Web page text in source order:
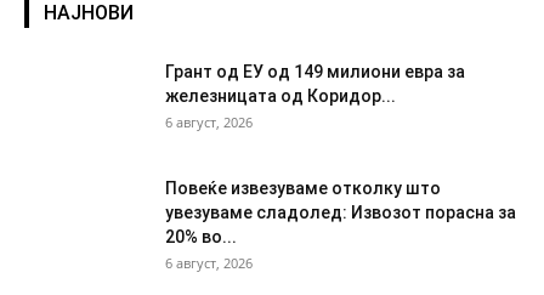
НАЈНОВИ
Грант од ЕУ од 149 милиони евра за
железницата од Коридор...
6 август, 2026
Повеќе извезуваме отколку што
увезуваме сладолед: Извозот порасна за
20% во...
6 август, 2026